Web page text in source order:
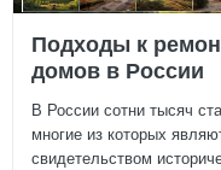
Подходы к
домов в России
В России сотни тысяч
многие из которых
свидетельством